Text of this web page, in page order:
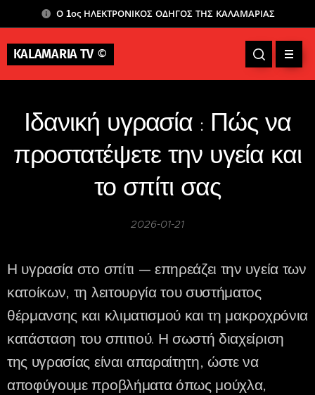
Ο 1ος ΗΛΕΚΤΡΟΝΙΚΟΣ ΟΔΗΓΟΣ ΤΗΣ ΚΑΛΑΜΑΡΙΑΣ
KALAMARIA TV©
Ιδανική υγρασία : Πώς να
προστατέψετε την υγεία και
το σπίτι σας
2026-01-21
Η υγρασία στο σπίτι — επηρεάζει την υγεία των
κατοίκων, τη λειτουργία του συστήματος
θέρμανσης και κλιματισμού και τη μακροχρόνια
κατάσταση του σπιτιού. Η σωστή διαχείριση
της υγρασίας είναι απαραίτητη, ώστε να
αποφύγουμε προβλήματα όπως μούχλα,